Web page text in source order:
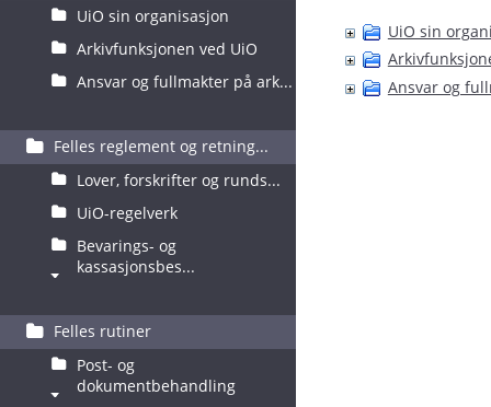
UiO sin organisasjon
Arkivfunksjonen ved UiO
Ansvar og fullmakter på ark...
Felles reglement og retning...
Lover, forskrifter og runds...
UiO-regelverk
Bevarings- og
kassasjonsbes...
Felles rutiner
Post- og
dokumentbehandling
UiO sin
Ansvar og